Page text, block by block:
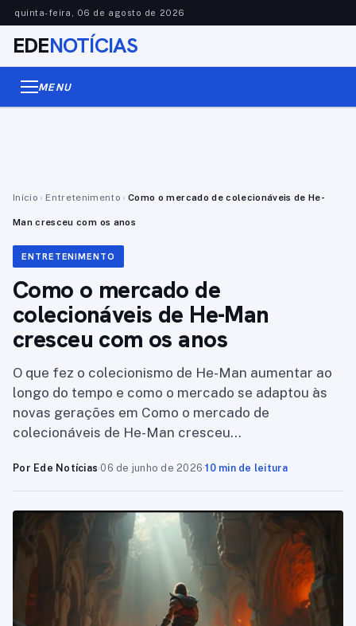
quinta-feira, 06 de agosto de 2026
EDENOTÍCIAS
MENU
Início › Entretenimento › Como o mercado de colecionáveis de He-
Man cresceu com os anos
ENTRETENIMENTO
Como o mercado de
colecionáveis de He-Man
cresceu com os anos
O que fez o colecionismo de He-Man aumentar ao
longo do tempo e como o mercado se adaptou às
novas gerações em Como o mercado de
colecionáveis de He-Man cresceu…
Por Ede Notícias·06 de junho de 2026·10 min de leitura